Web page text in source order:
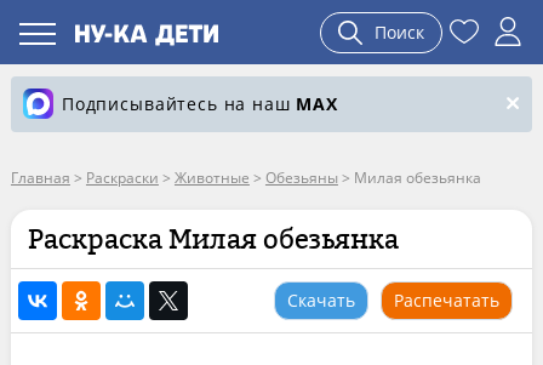
Поиск
Подписывайтесь на наш MAX
Главная > Раскраски > Животные > Обезьяны > Милая обезьянка
Раскраска Милая обезьянка
Скачать Распечатать